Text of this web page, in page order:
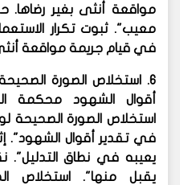
مواقعة أنثى بغير رضاها.
معيب". ثبوت تكرار
في قيام جريمة مواقعة
6. استخلاص الصورة
أقوال الشهود محكمة
استخلاص الصورة الصحيحة
في تقدير أقوال الشهود".
يعيبه في نطاق التدليل".
يقبل منها". استخلاص